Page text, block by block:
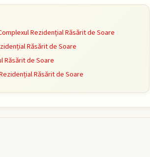
Rezidențial Răsărit de Soare
Răsărit de Soare
Răsărit de Soare
Răsărit de Soare